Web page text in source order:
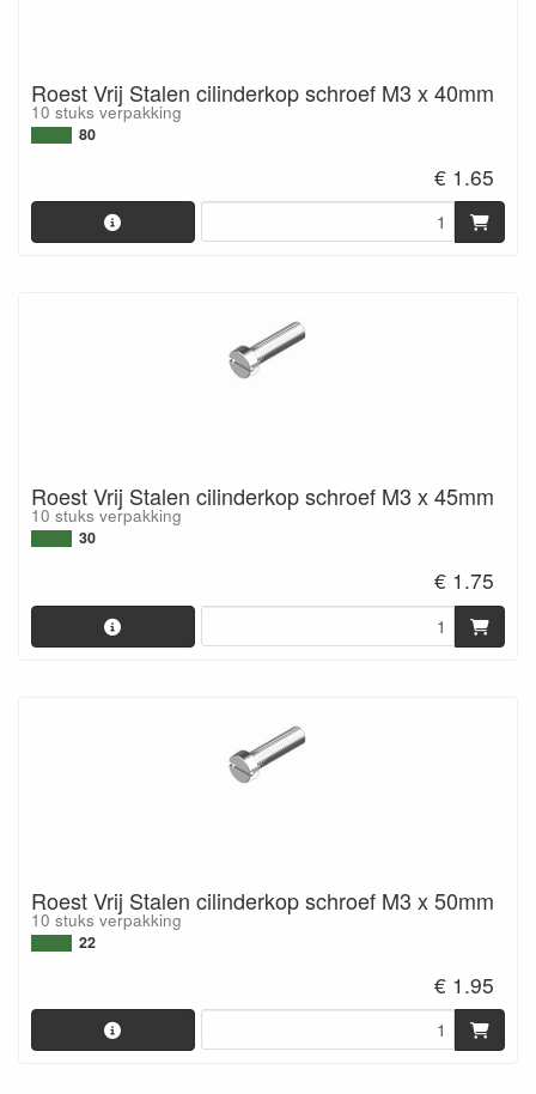
Roest Vrij Stalen cilinderkop schroef M3 x 40mm
10 stuks verpakking
80
€ 1.65
Roest Vrij Stalen cilinderkop schroef M3 x 45mm
10 stuks verpakking
30
€ 1.75
Roest Vrij Stalen cilinderkop schroef M3 x 50mm
10 stuks verpakking
22
€ 1.95